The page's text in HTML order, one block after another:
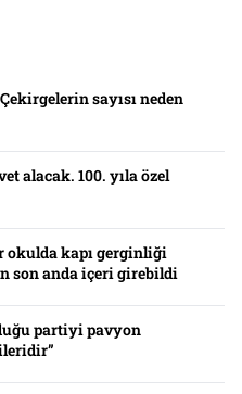
sayısı neden
alacak. 100. yıla özel
okulda kapı gerginliği
son anda içeri girebildi
partiyi pavyon